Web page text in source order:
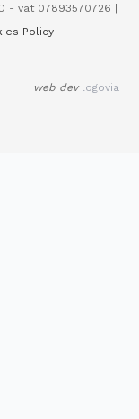
- vat 07893570726 |
Policy
web dev logovia